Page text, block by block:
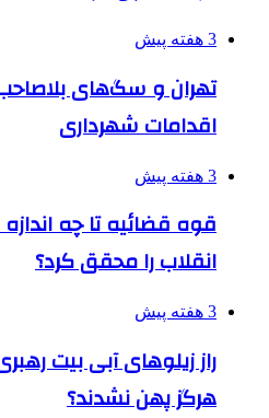
3 هفته پیش
تهران و سگ‌های
اقدامات شهرداری
3 هفته پیش
قوه قضائیه تا چه
انقلاب را محقق کرد؟
3 هفته پیش
راز زیلوهای آبی بیت
هرگز پهن نشدند؟